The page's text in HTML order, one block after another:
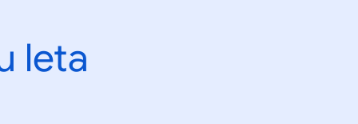
leta